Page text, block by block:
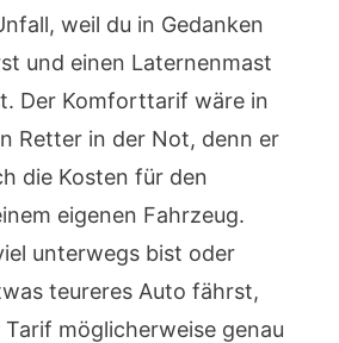
weil du in Gedanken
und einen Laternenmast
Der Komforttarif wäre in
Retter in der Not, denn er
die Kosten für den
eigenen Fahrzeug.
unterwegs bist oder
teureres Auto fährst,
möglicherweise genau